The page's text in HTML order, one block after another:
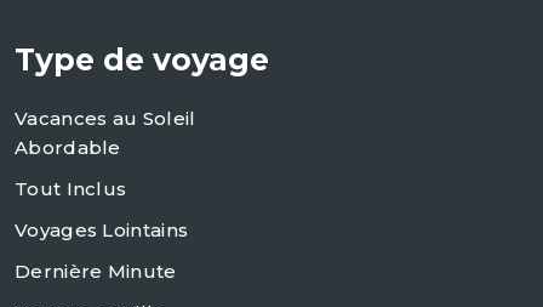
Type de voyage
Vacances au Soleil
Abordable
Tout Inclus
Voyages Lointains
Dernière Minute